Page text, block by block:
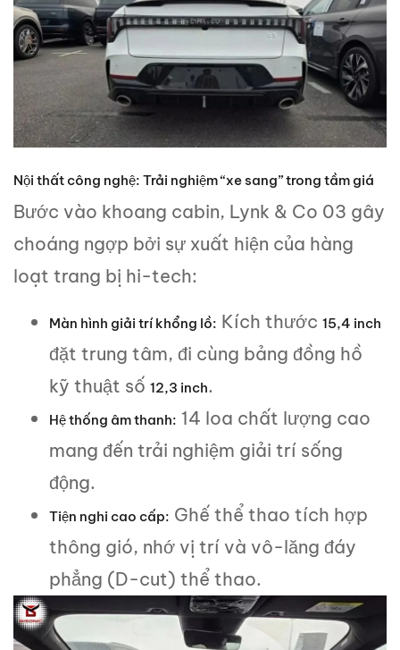
Nội thất công nghệ: Trải nghiệm “xe sang” trong tầm giá
Bước vào khoang cabin, Lynk & Co 03 gây
choáng ngợp bởi sự xuất hiện của hàng
loạt trang bị hi-tech:
Màn hình giải trí khổng lồ: Kích thước 15,4 inch
đặt trung tâm, đi cùng bảng đồng hồ
kỹ thuật số 12,3 inch.
Hệ thống âm thanh: 14 loa chất lượng cao
mang đến trải nghiệm giải trí sống
động.
Tiện nghi cao cấp: Ghế thể thao tích hợp
thông gió, nhớ vị trí và vô-lăng đáy
phẳng (D-cut) thể thao.